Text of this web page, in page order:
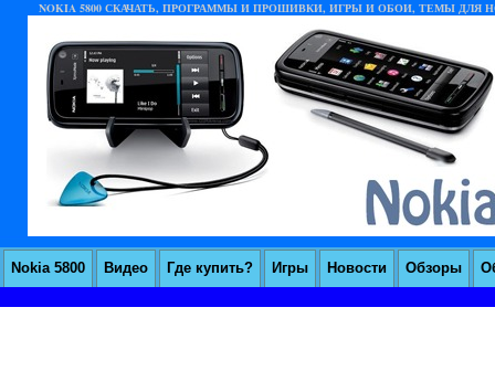
NOKIA 5800 СКАЧАТЬ, ПРОГРАММЫ И ПРОШИВКИ, ИГРЫ И ОБОИ, ТЕМЫ ДЛЯ
Nokia 5800 Видео Где купить? Игры Новости Обзоры